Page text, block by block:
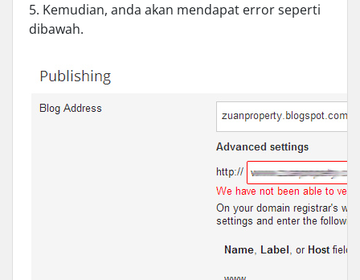
5. Kemudian, anda akan mendapat error seperti
dibawah.